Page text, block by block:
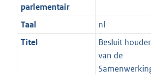
parlementair
Taal
nl
Titel
Besluit
van de